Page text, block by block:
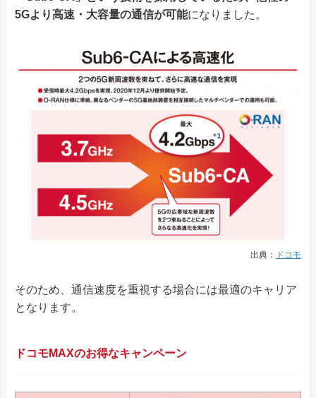
5Gより高速・大容量の通信が可能になりました。
出典： ドコモ
そのため、通信速度を重視する場合には最適のキャリア
となります。
ドコモMAXのお得なキャンペーン